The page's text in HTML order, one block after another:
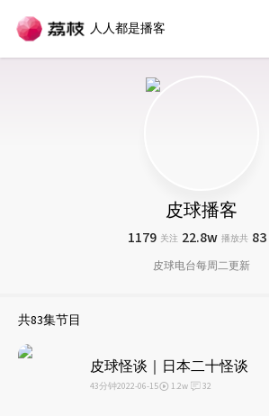
人人都是播客
皮球播客
1179 关注 22.8w 播放共 83
皮球电台每周二更新
共83集节目
皮球怪谈｜日本二十怪谈
43分钟2022-06-15 1.2w 32